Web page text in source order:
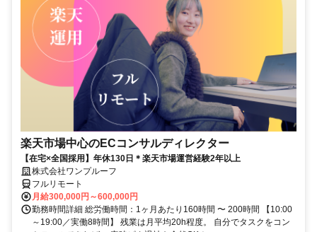
楽天市場中心のECコンサルディレクター
【在宅×全国採用】年休130日＊楽天市場運営経験2年以上
株式会社ワンプルーフ
フルリモート
月給300,000円～600,000円
勤務時間詳細 総労働時間：1ヶ月あたり160時間 〜 200時間 【10:00
～19:00／実働8時間】 残業は月平均20h程度。 自分でタスクをコン